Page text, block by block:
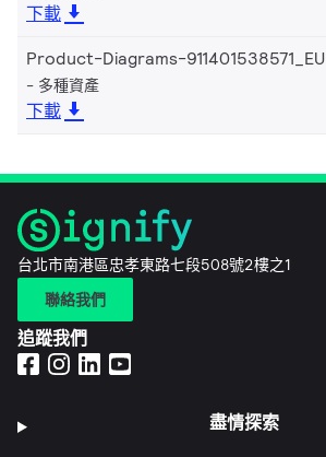
下載
Product-Diagrams-911401538571_EU
多種資產
下載
台北市南港區忠孝東路七段508號2樓之1
聯絡我們
追蹤我們
盡情探索